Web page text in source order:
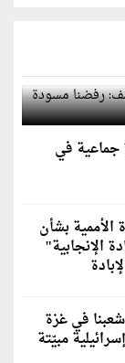
يكشف: رفضنا
جماعية في
الأممية بشأن
الإنجابية"
في غزة
مبيّتة